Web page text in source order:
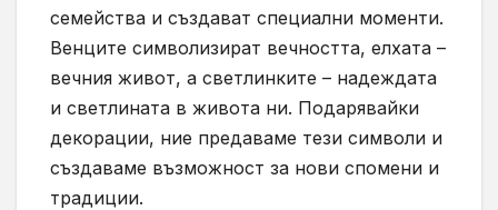
семейства и създават специални моменти.
Венците символизират вечността, елхата –
вечния живот, а светлинките – надеждата
и светлината в живота ни. Подарявайки
декорации, ние предаваме тези символи и
създаваме възможност за нови спомени и
традиции.